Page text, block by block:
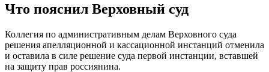
Что пояснил Верховный суд
Коллегия по административным делам Верховного суда
решения апелляционной и кассационной инстанций отменила
и оставила в силе решение суда первой инстанции, вставшей
на защиту прав россиянина.